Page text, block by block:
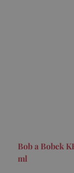
Bob a Bobek
ml